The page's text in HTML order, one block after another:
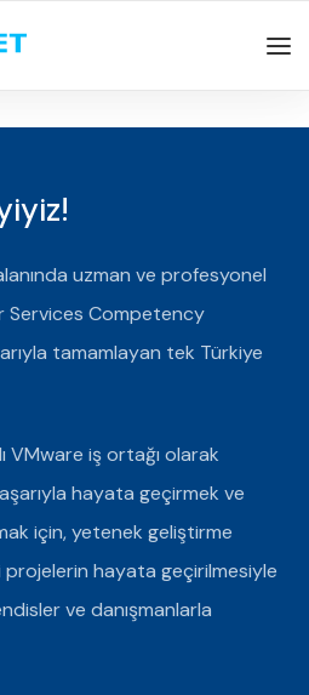
uzman ve profesyonel
Services Competency
tamamlayan tek Türkiye
VMware iş ortağı olarak
hayata geçirmek ve
için, yetenek geliştirme
projelerin hayata geçirilmesiyle
ve danışmanlarla